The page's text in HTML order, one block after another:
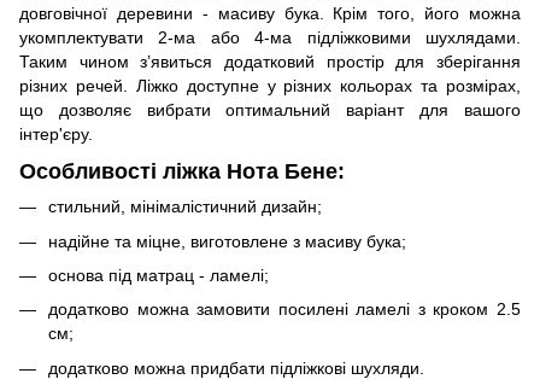
довговічної деревини - масиву бука. Крім того, його можна
укомплектувати 2-ма або 4-ма підліжковими шухлядами.
Таким чином з’явиться додатковий простір для зберігання
різних речей. Ліжко доступне у різних кольорах та розмірах,
що дозволяє вибрати оптимальний варіант для вашого
інтер'єру.
Особливості ліжка Нота Бене:
стильний, мінімалістичний дизайн;
надійне та міцне, виготовлене з масиву бука;
основа під матрац - ламелі;
додатково можна замовити посилені ламелі з кроком 2.5
см;
додатково можна придбати підліжкові шухляди.